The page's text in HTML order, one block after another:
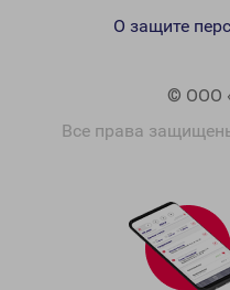
© ООО
Все права
О защите